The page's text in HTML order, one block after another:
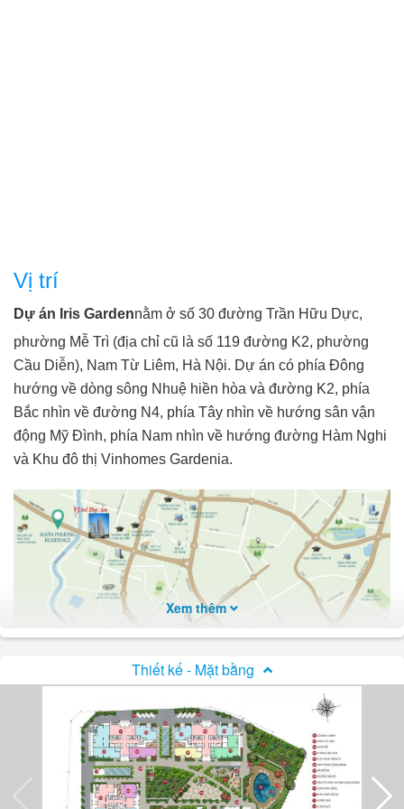
Vị trí
Dự án Iris Gardennằm ở số 30 đường Trần Hữu Dực,
phường Mễ Trì (địa chỉ cũ là số 119 đường K2, phường
Cầu Diễn), Nam Từ Liêm, Hà Nội. Dự án có phía Đông
hướng về dòng sông Nhuệ hiền hòa và đường K2, phía
Bắc nhìn về đường N4, phía Tây nhìn về hướng sân vận
động Mỹ Đình, phía Nam nhìn về hướng đường Hàm Nghi
và Khu đô thị Vinhomes Gardenia.
Vị trí chung cư Iris Garden
Hạ tầng
Chung cư Iris Mỹ Đìnhấn tượng hơn với 60 tiện ích khép
Xem thêm
Thiết kế - Mặt bằng